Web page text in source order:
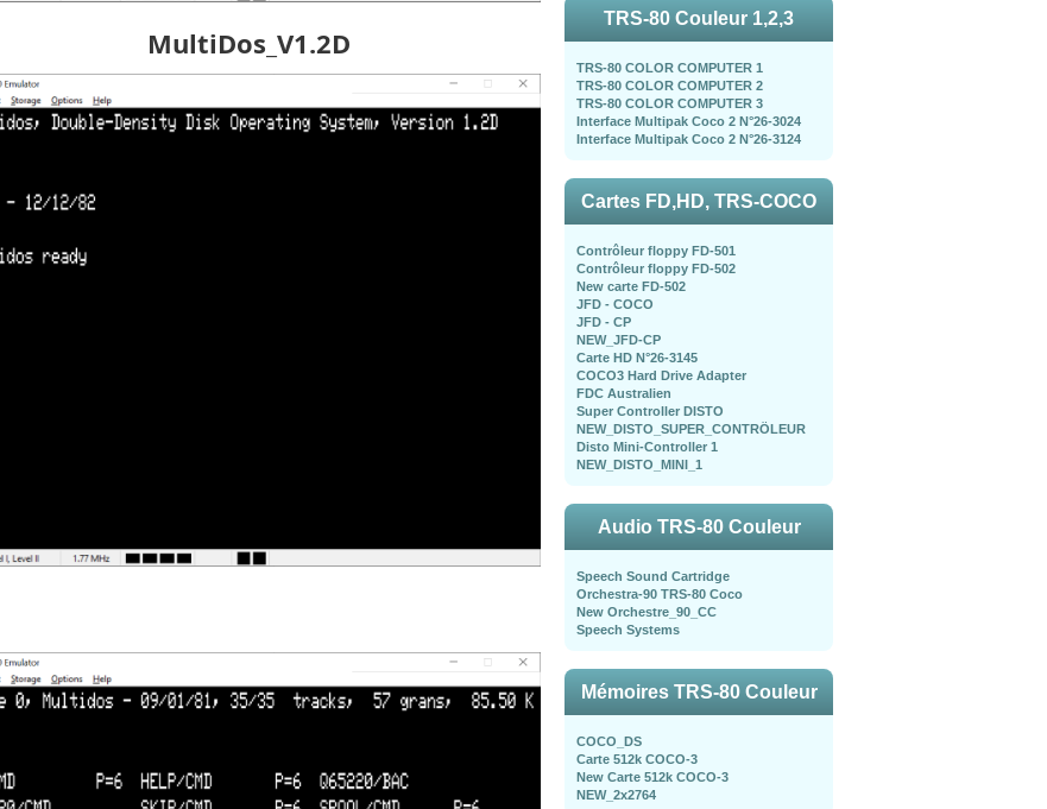
MultiDos_V1.2D
TRS-80 Couleur 1,2,3
TRS-80 COLOR COMPUTER 1
TRS-80 COLOR COMPUTER 2
TRS-80 COLOR COMPUTER 3
Interface Multipak Coco 2 N°26-3024
Interface Multipak Coco 2 N°26-3124
Cartes FD,HD, TRS-COCO
Contrôleur floppy FD-501
Contrôleur floppy FD-502
New carte FD-502
JFD - COCO
JFD - CP
NEW_JFD-CP
Carte HD N°26-3145
COCO3 Hard Drive Adapter
FDC Australien
Super Controller DISTO
NEW_DISTO_SUPER_CONTRÖLEUR
Disto Mini-Controller 1
NEW_DISTO_MINI_1
Audio TRS-80 Couleur
Speech Sound Cartridge
Orchestra-90 TRS-80 Coco
New Orchestre_90_CC
Speech Systems
Mémoires TRS-80 Couleur
COCO_DS
Carte 512k COCO-3
New Carte 512k COCO-3
NEW_2x2764